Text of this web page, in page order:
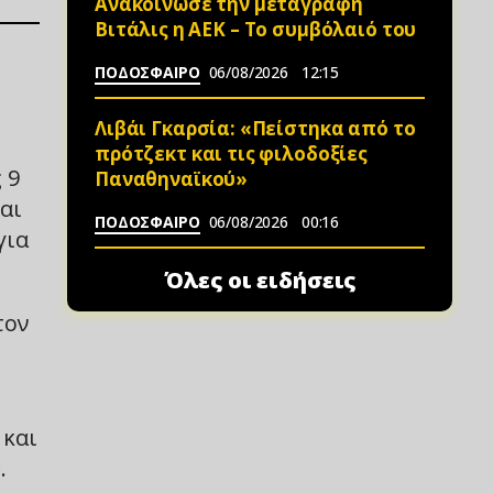
9
Βιτάλις η ΑΕΚ – Το συμβόλαιό του
ΠΟΔΟΣΦΑΙΡΟ 06/08/2026 12:15
Λιβάι Γκαρσία: «Πείστηκα από το
πρότζεκτ και τις φιλοδοξίες
Παναθηναϊκού»
ΠΟΔΟΣΦΑΙΡΟ 06/08/2026 00:16
Όλες οι ειδήσεις